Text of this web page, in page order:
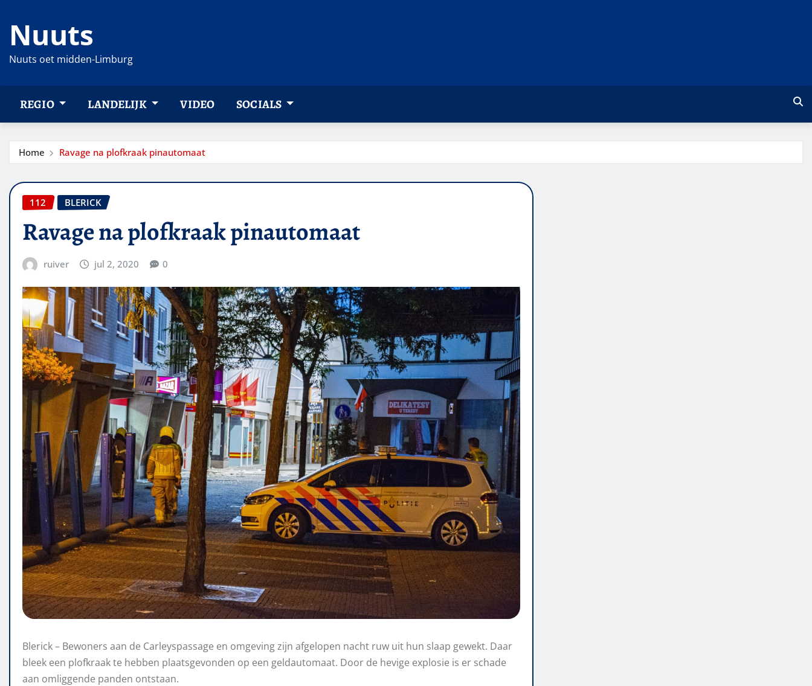
naar
inhoud
Nuuts
Nuuts oet midden-Limburg
REGIO LANDELIJK VIDEO SOCIALS
Home Ravage na plofkraak pinautomaat
112 BLERICK
Ravage na plofkraak pinautomaat
ruiver jul 2, 2020 0
Blerick – Bewoners aan de Carleyspassage en omgeving zijn afgelopen nacht ruw uit hun slaap gewekt. Daar
bleek een plofkraak te hebben plaatsgevonden op een geldautomaat. Door de hevige explosie is er schade
aan omliggende panden ontstaan.